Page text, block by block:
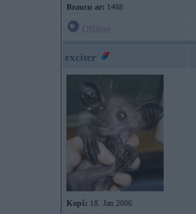
Braucu ar: 1488
exciter
Kopš: 18. Jan 2006